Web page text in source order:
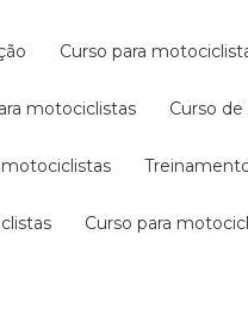
curso para
motociclistas curso
curso para